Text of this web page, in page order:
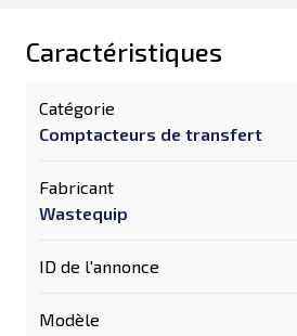
Caractéristiques
Catégorie
Comptacteurs de transfert
Fabricant
Wastequip
ID de l'annonce
Modèle